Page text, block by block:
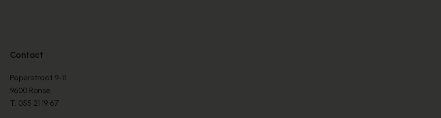
Contact
Peperstraat 9-11
9600 Ronse
T. 055 21 19 67